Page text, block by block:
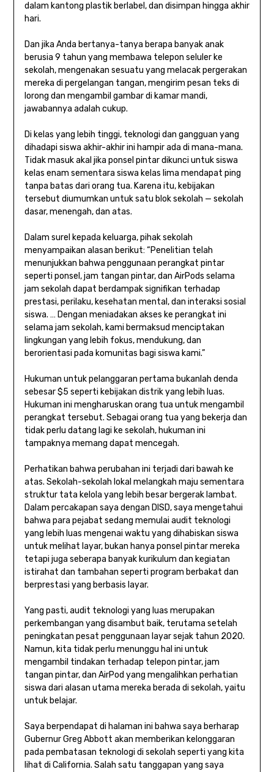
dalam kantong plastik berlabel, dan disimpan hingga akhir
hari.
Dan jika Anda bertanya-tanya berapa banyak anak
berusia 9 tahun yang membawa telepon seluler ke
sekolah, mengenakan sesuatu yang melacak pergerakan
mereka di pergelangan tangan, mengirim pesan teks di
lorong dan mengambil gambar di kamar mandi,
jawabannya adalah cukup.
Di kelas yang lebih tinggi, teknologi dan gangguan yang
dihadapi siswa akhir-akhir ini hampir ada di mana-mana.
Tidak masuk akal jika ponsel pintar dikunci untuk siswa
kelas enam sementara siswa kelas lima mendapat ping
tanpa batas dari orang tua. Karena itu, kebijakan
tersebut diumumkan untuk satu blok sekolah — sekolah
dasar, menengah, dan atas.
Dalam surel kepada keluarga, pihak sekolah
menyampaikan alasan berikut: “Penelitian telah
menunjukkan bahwa penggunaan perangkat pintar
seperti ponsel, jam tangan pintar, dan AirPods selama
jam sekolah dapat berdampak signifikan terhadap
prestasi, perilaku, kesehatan mental, dan interaksi sosial
siswa. … Dengan meniadakan akses ke perangkat ini
selama jam sekolah, kami bermaksud menciptakan
lingkungan yang lebih fokus, mendukung, dan
berorientasi pada komunitas bagi siswa kami.”
Hukuman untuk pelanggaran pertama bukanlah denda
sebesar $5 seperti kebijakan distrik yang lebih luas.
Hukuman ini mengharuskan orang tua untuk mengambil
perangkat tersebut. Sebagai orang tua yang bekerja dan
tidak perlu datang lagi ke sekolah, hukuman ini
tampaknya memang dapat mencegah.
Perhatikan bahwa perubahan ini terjadi dari bawah ke
atas. Sekolah-sekolah lokal melangkah maju sementara
struktur tata kelola yang lebih besar bergerak lambat.
Dalam percakapan saya dengan DISD, saya mengetahui
bahwa para pejabat sedang memulai audit teknologi
yang lebih luas mengenai waktu yang dihabiskan siswa
untuk melihat layar, bukan hanya ponsel pintar mereka
tetapi juga seberapa banyak kurikulum dan kegiatan
istirahat dan tambahan seperti program berbakat dan
berprestasi yang berbasis layar.
Yang pasti, audit teknologi yang luas merupakan
perkembangan yang disambut baik, terutama setelah
peningkatan pesat penggunaan layar sejak tahun 2020.
Namun, kita tidak perlu menunggu hal ini untuk
mengambil tindakan terhadap telepon pintar, jam
tangan pintar, dan AirPod yang mengalihkan perhatian
siswa dari alasan utama mereka berada di sekolah, yaitu
untuk belajar.
Saya berpendapat di halaman ini bahwa saya berharap
Gubernur Greg Abbott akan memberikan kelonggaran
pada pembatasan teknologi di sekolah seperti yang kita
lihat di California. Salah satu tanggapan yang saya